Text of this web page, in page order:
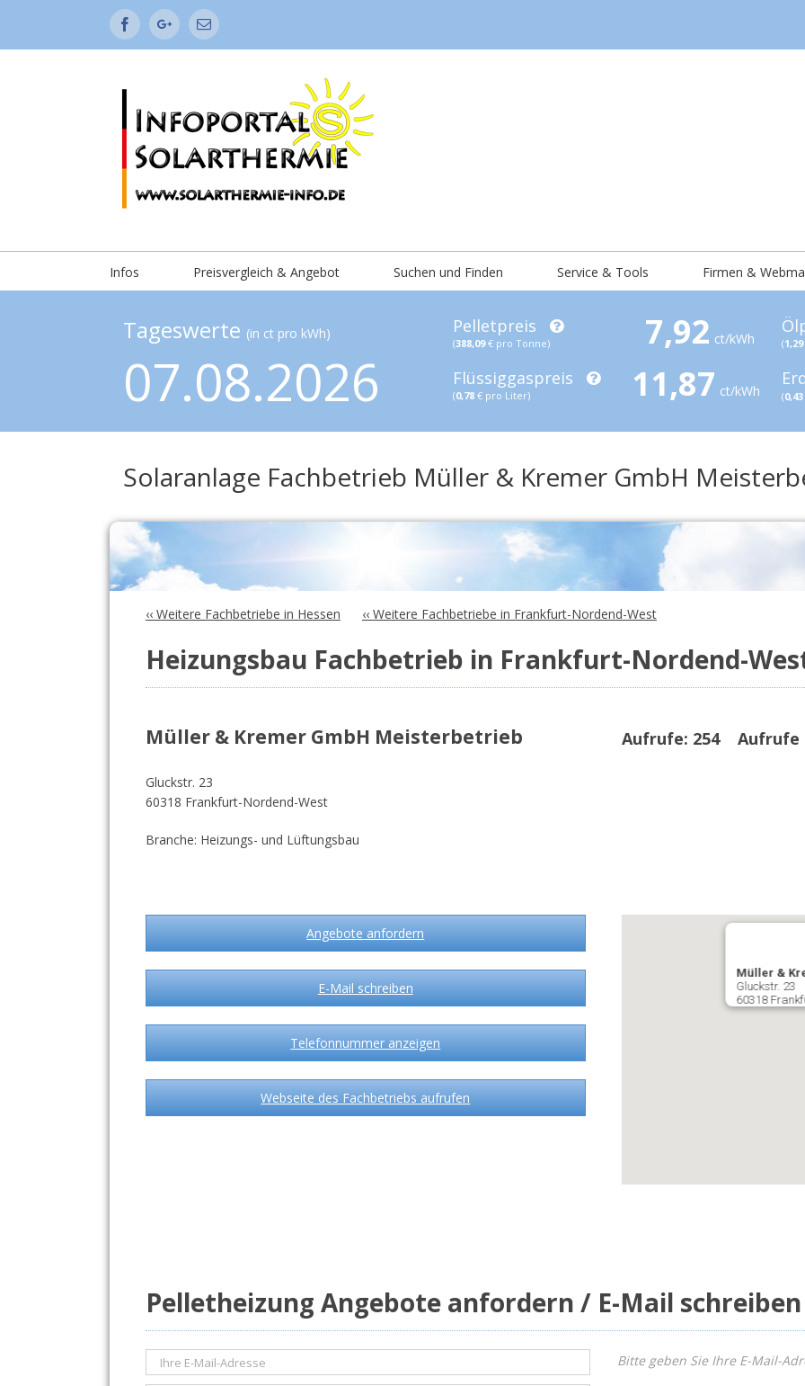
FacebookGoogle+Email
Infos Preisvergleich & Angebot Suchen und Finden Service & Tools Firmen &
Tageswerte (in ct pro kWh)
07.08.2026
Pelletpreis
(388,09€ pro Tonne) 7,92 ct/kWh (1,29
Flüssiggaspreis
(0,78€ pro Liter) 11,87 ct/kWh (0,43
Solaranlage Fachbetrieb Müller & Kremer GmbH
‹‹ Weitere Fachbetriebe in Hessen ‹‹ Weitere Fachbetriebe in Frankfurt-Nordend-West
Heizungsbau Fachbetrieb in Frankfurt-Nordend-
Müller & Kremer GmbH Meisterbetrieb
Gluckstr. 23
60318 Frankfurt-Nordend-West
Branche: Heizungs- und Lüftungsbau
Aufrufe: 254Aufrufe
Angebote anfordern
E-Mail schreiben
Telefonnummer anzeigen
Webseite des Fachbetriebs aufrufen
Müller &
Gluckstr. 23
60318
Pelletheizung Angebote anfordern / E-Mail schreiben
Bitte geben Sie Ihre E-Mail-